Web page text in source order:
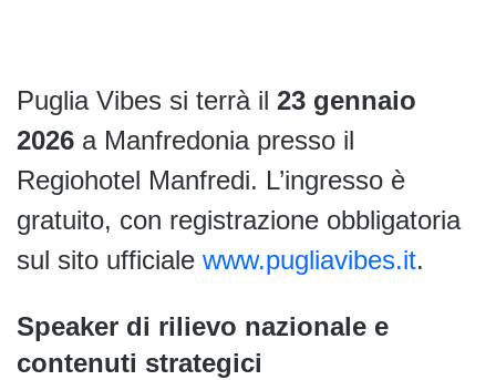
Puglia Vibes si terrà il 23 gennaio
2026 a Manfredonia presso il
Regiohotel Manfredi. L’ingresso è
gratuito, con registrazione obbligatoria
sul sito ufficiale www.pugliavibes.it.
Speaker di rilievo nazionale e
contenuti strategici